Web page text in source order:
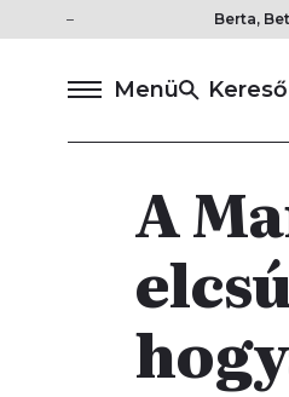
Berta,
Menü Kereső
A